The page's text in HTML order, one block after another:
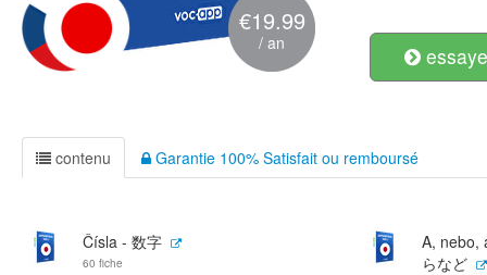
€19.99
/ an
contenu Garantie 100% Satisfait ou remboursé
Čísla - 数字
60 fiche
A, nebo,
らなど